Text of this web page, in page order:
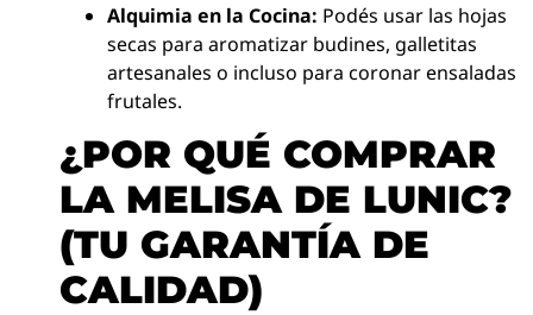
Alquimia en la Cocina: Podés usar las hojas
secas para aromatizar budines, galletitas
artesanales o incluso para coronar ensaladas
frutales.
¿POR QUÉ COMPRAR
LA MELISA DE LUNIC?
(TU GARANTÍA DE
CALIDAD)